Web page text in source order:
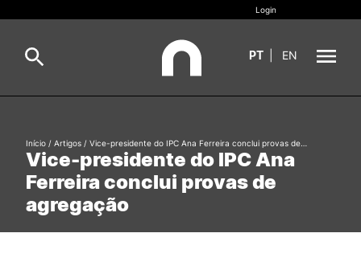
Estudar
Internacional
Login
PT EN
Pesquisa
Oferta Formativa Geral
Vice-presidente do IPC Ana
Ferreira conclui provas de
agregação
Início / Artigos / Vice-presidente do IPC Ana Ferreira conclui provas de…